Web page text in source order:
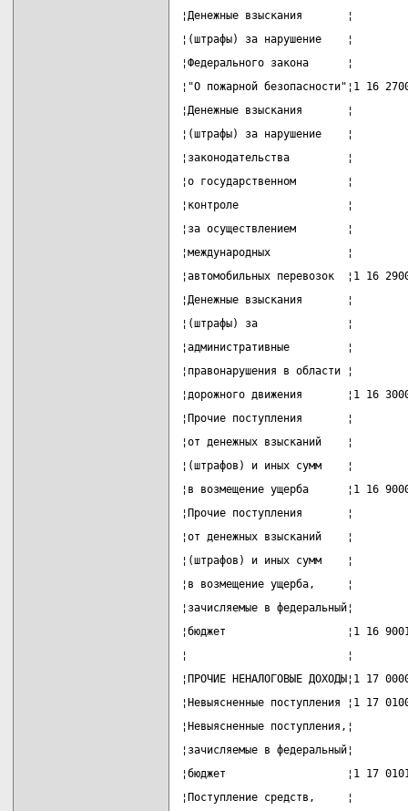
¦Денежные взыскания
¦(штрафы) за нарушение
¦Федерального закона
¦"О пожарной безопасности"¦1 16
¦Денежные взыскания
¦(штрафы) за нарушение
¦законодательства
¦о государственном
¦контроле                 ¦
¦за осуществлением
¦международных            ¦
¦автомобильных перевозок  ¦1 16
¦Денежные взыскания
¦(штрафы) за              ¦
¦административные
¦правонарушения в
¦дорожного движения       ¦1 16
¦Прочие поступления
¦от денежных взысканий
¦(штрафов) и иных сумм
¦в возмещение ущерба      ¦1 16
¦Прочие поступления
¦от денежных взысканий
¦(штрафов) и иных сумм
¦в возмещение ущерба,
¦зачисляемые в
¦бюджет                   ¦1 16
¦                         ¦
¦ПРОЧИЕ НЕНАЛОГОВЫЕ ДОХОДЫ¦1 17
¦Невыясненные поступления ¦1 17
¦Невыясненные
¦зачисляемые в
¦бюджет                   ¦1 17
¦Поступление средств,